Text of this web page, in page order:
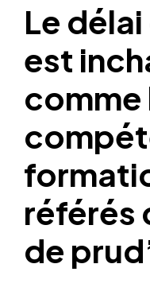
Le
est
comme
référés
de